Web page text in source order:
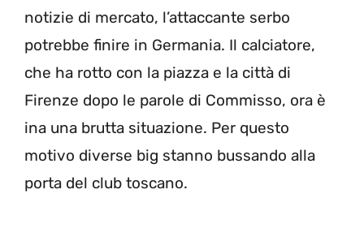
notizie di mercato, l’attaccante serbo
potrebbe finire in Germania. Il calciatore,
che ha rotto con la piazza e la città di
Firenze dopo le parole di Commisso, ora è
ina una brutta situazione. Per questo
motivo diverse big stanno bussando alla
porta del club toscano.